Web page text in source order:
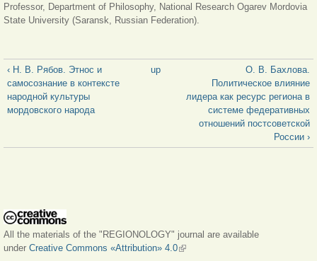
Professor, Department of Philosophy, National Research Ogarev Mordovia
State University (Saransk, Russian Federation).
‹ Н. В. Рябов. Этнос и
самосознание в контексте
народной культуры
мордовского народа
up
О. В. Бахлова.
Политическое влияние
лидера как ресурс региона в
системе федеративных
отношений постсоветской
России ›
All the materials of the "REGIONOLOGY" journal are available
under Creative Commons «Attribution» 4.0(link is external)